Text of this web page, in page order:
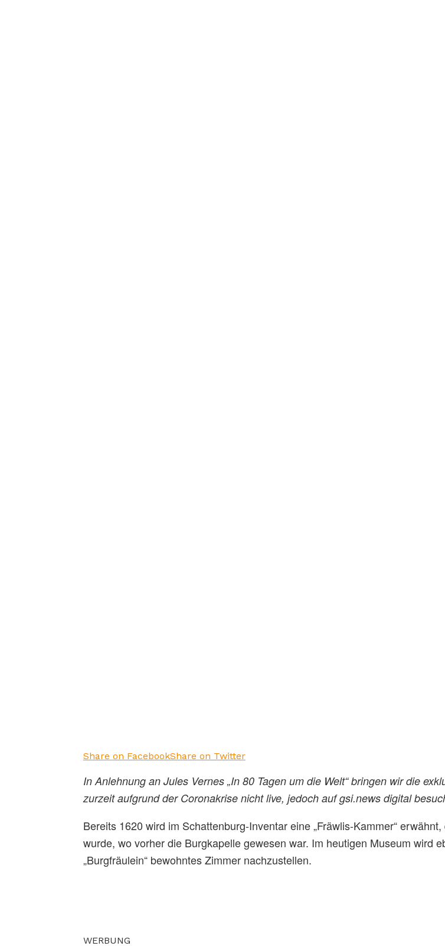
Share on FacebookShare on Twitter
In Anlehnung an Jules Vernes „In 80 Tagen um die Welt“ bringen wir die
zurzeit aufgrund der Coronakrise nicht live, jedoch auf gsi.news digital
Bereits 1620 wird im Schattenburg-Inventar eine „Fräwlis-Kammer“
wurde, wo vorher die Burgkapelle gewesen war. Im heutigen Museum wird
„Burgfräulein“ bewohntes Zimmer nachzustellen.
WERBUNG